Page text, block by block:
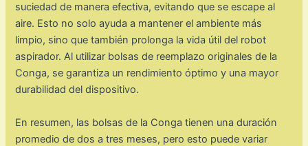
suciedad de manera efectiva, evitando que se escape al
aire. Esto no solo ayuda a mantener el ambiente más
limpio, sino que también prolonga la vida útil del robot
aspirador. Al utilizar bolsas de reemplazo originales de la
Conga, se garantiza un rendimiento óptimo y una mayor
durabilidad del dispositivo.
En resumen, las bolsas de la Conga tienen una duración
promedio de dos a tres meses, pero esto puede variar